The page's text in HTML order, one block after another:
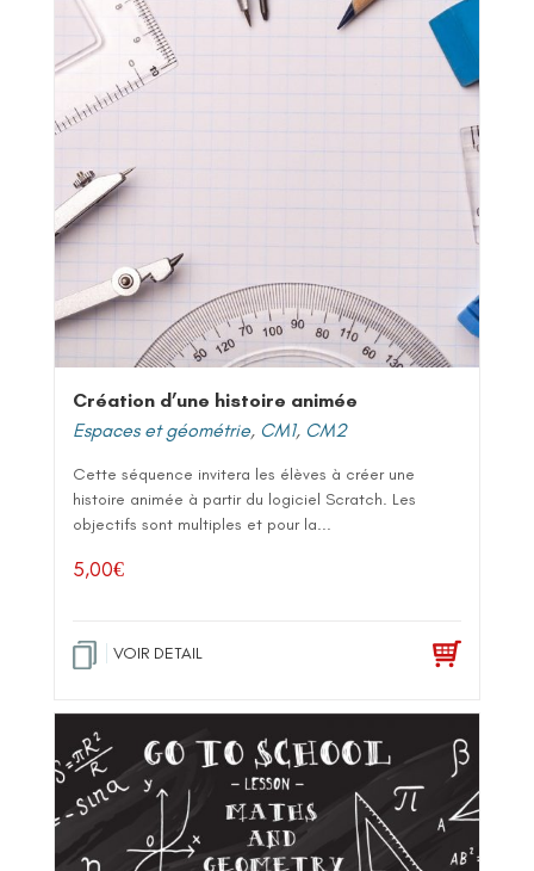
Création d’une histoire animée
Espaces et géométrie, CM1, CM2
Cette séquence invitera les élèves à créer une
histoire animée à partir du logiciel Scratch. Les
objectifs sont multiples et pour la...
5,00€
VOIR DETAIL